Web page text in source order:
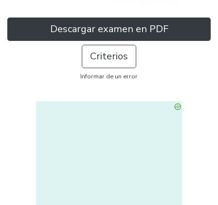
Descargar examen en PDF
Criterios
Informar de un error